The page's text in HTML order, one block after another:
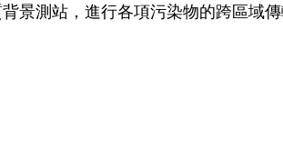
景測站，進行各項污染物的跨區域